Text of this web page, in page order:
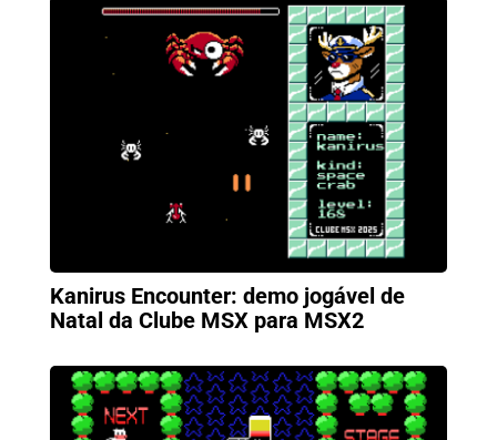
Kanirus Encounter: demo jogável de
Natal da Clube MSX para MSX2